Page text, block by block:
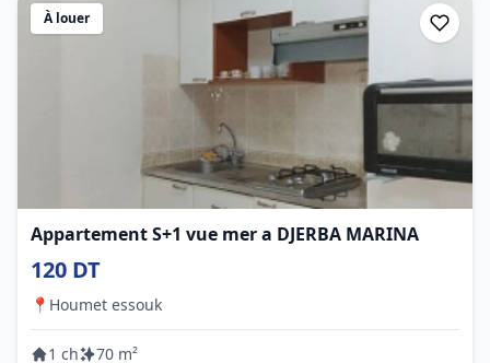
À louer
Appartement S+1 vue mer a DJERBA MARINA
120 DT
📍 Houmet essouk
1 ch 70 m²